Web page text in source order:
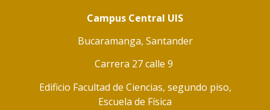
Campus Central UIS
Bucaramanga, Santander
Carrera 27 calle 9
Edificio Facultad de Ciencias, segundo piso,
Escuela de Física